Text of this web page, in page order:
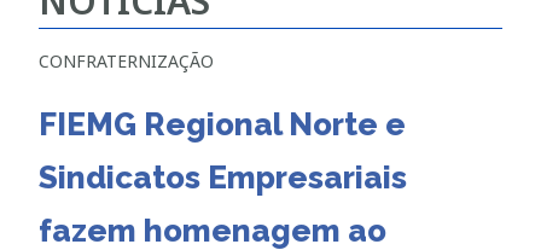
CONFRATERNIZAÇÃO
FIEMG Regional Norte e
Sindicatos Empresariais
fazem homenagem ao